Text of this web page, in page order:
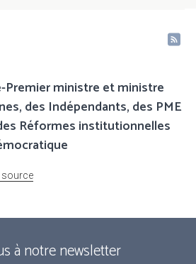
Premier ministre et ministre
des Indépendants, des PME
Réformes institutionnelles
source
à notre newsletter